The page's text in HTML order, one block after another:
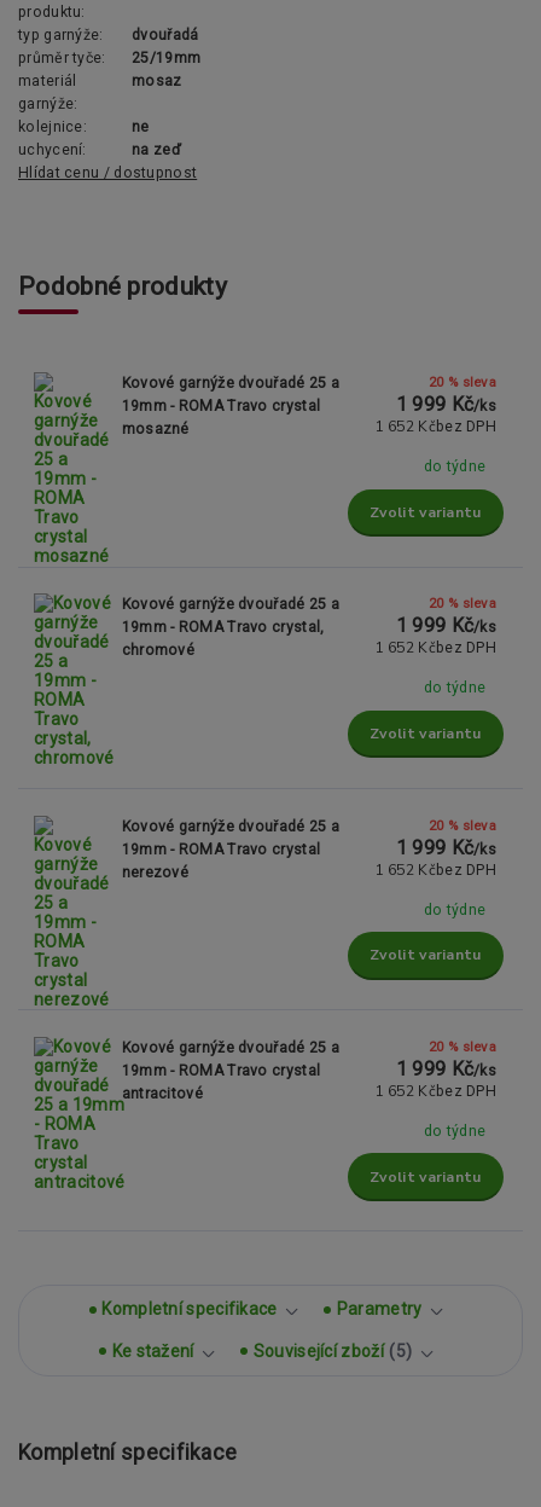
produktu:
typ garnýže:
dvouřadá
průměr tyče:
25/19mm
materiál
garnýže:
mosaz
kolejnice:
ne
uchycení:
na zeď
Hlídat cenu / dostupnost
Podobné produkty
Kovové garnýže dvouřadé 25 a
19mm - ROMA Travo crystal
mosazné
20 % sleva
1 999 Kč/ks
1 652 Kč bez DPH
do týdne
Zvolit variantu
Kovové garnýže dvouřadé 25 a
19mm - ROMA Travo crystal,
chromové
20 % sleva
1 999 Kč/ks
1 652 Kč bez DPH
do týdne
Zvolit variantu
Kovové garnýže dvouřadé 25 a
19mm - ROMA Travo crystal
nerezové
20 % sleva
1 999 Kč/ks
1 652 Kč bez DPH
do týdne
Zvolit variantu
Kovové garnýže dvouřadé 25 a
19mm - ROMA Travo crystal
antracitové
20 % sleva
1 999 Kč/ks
1 652 Kč bez DPH
do týdne
Zvolit variantu
Kompletní specifikace Parametry
Ke stažení Související zboží 5
Kompletní specifikace